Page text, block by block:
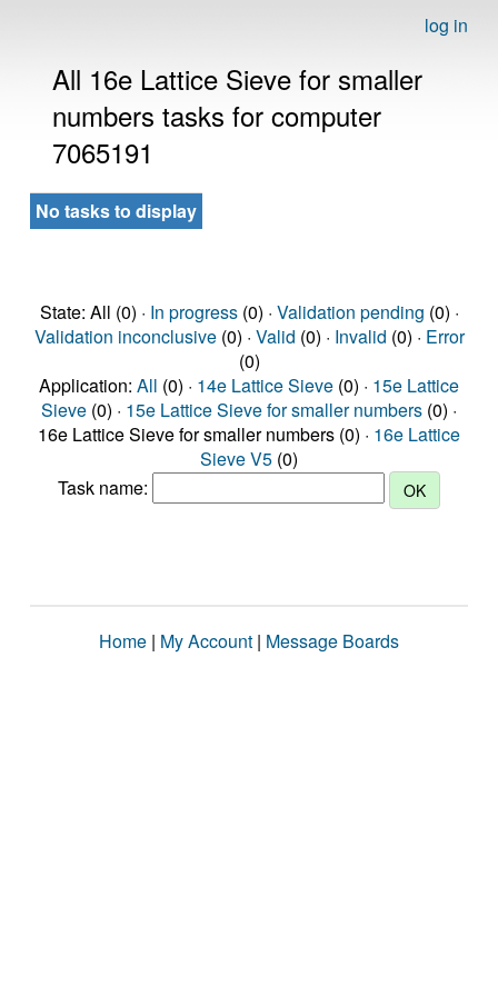
log in
All 16e Lattice Sieve for smaller
numbers tasks for computer
7065191
No tasks to display
State: All (0) · In progress(0) · Validation pending (0) ·
Validation inconclusive(0) · Valid (0) · Invalid (0) · Error
(0)
Application: All (0) · 14e Lattice Sieve (0) · 15e Lattice
Sieve (0) · 15e Lattice Sieve for smaller numbers (0) ·
16e Lattice Sieve for smaller numbers (0) · 16e Lattice
Sieve V5 (0)
Task name:
Home | My Account | Message Boards